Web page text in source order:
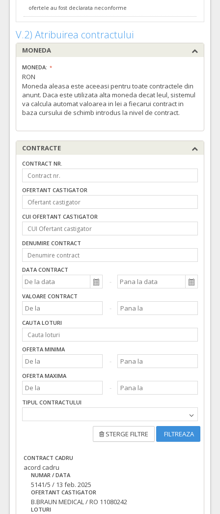
ofertele au fost declarata neconforme
V.2) Atribuirea contractului
MONEDA
MONEDA:
RON
Moneda aleasa este aceeasi pentru toate contractele din
anunt. Daca este utilizata alta moneda decat leul, sistemul
va calcula automat valoarea in lei a fiecarui contract in
baza cursului de schimb introdus la nivel de contract.
CONTRACTE
CONTRACT NR.
OFERTANT CASTIGATOR
CUI OFERTANT CASTIGATOR
DENUMIRE CONTRACT
DATA CONTRACT
VALOARE CONTRACT
CAUTA LOTURI
OFERTA MINIMA
OFERTA MAXIMA
TIPUL CONTRACTULUI
STERGE FILTRE FILTREAZA
CONTRACT CADRU
acord cadru
NUMAR / DATA
5141/5 / 13 feb. 2025
OFERTANT CASTIGATOR
B.BRAUN MEDICAL / RO 11080242
LOTURI